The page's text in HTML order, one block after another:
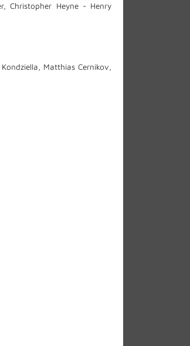
Christopher Heyne - Henry
Matthias Cernikov,